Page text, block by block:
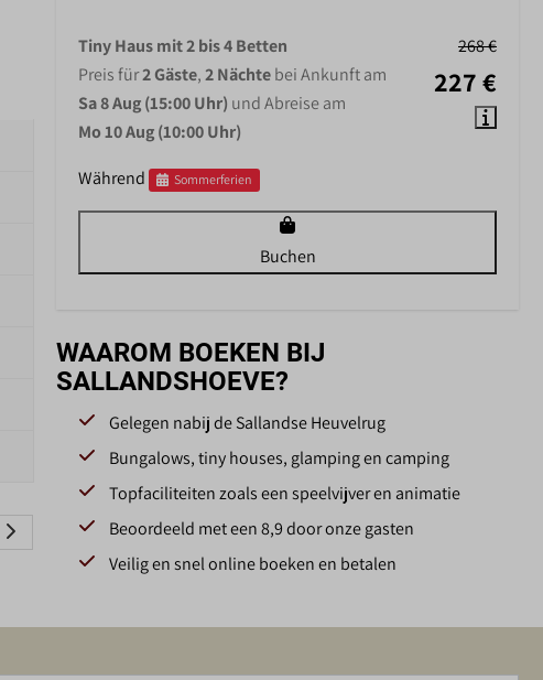
268 €
227 €
Tiny Haus mit 2 bis 4 Betten
Preis für2 Gäste,2 Nächtebei Ankunft am
Sa 8 Aug (15:00 Uhr) und Abreise am
Mo 10 Aug (10:00 Uhr)
Während
Sommerferien
Buchen
WAAROM BOEKEN BIJ
SALLANDSHOEVE?
Gelegen nabij de Sallandse Heuvelrug
Bungalows, tiny houses, glamping en camping
Topfaciliteiten zoals een speelvijver en animatie
Beoordeeld met een 8,9 door onze gasten
Veilig en snel online boeken en betalen